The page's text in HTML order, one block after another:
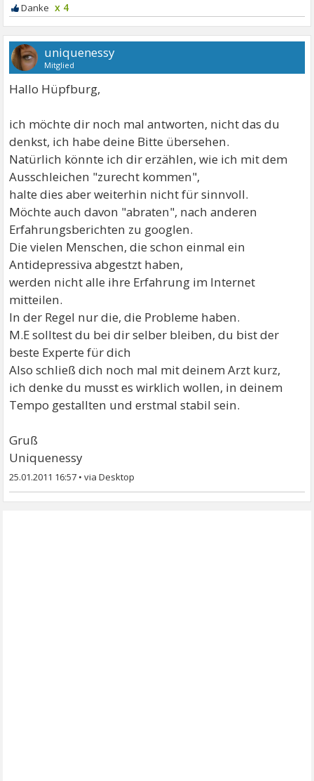
x 4
uniquenessy
Mitglied
Hallo Hüpfburg,
ich möchte dir noch mal antworten, nicht das du
denkst, ich habe deine Bitte übersehen.
Natürlich könnte ich dir erzählen, wie ich mit dem
Ausschleichen "zurecht kommen",
halte dies aber weiterhin nicht für sinnvoll.
Möchte auch davon "abraten", nach anderen
Erfahrungsberichten zu googlen.
Die vielen Menschen, die schon einmal ein
Antidepressiva abgestzt haben,
werden nicht alle ihre Erfahrung im Internet
mitteilen.
In der Regel nur die, die Probleme haben.
M.E solltest du bei dir selber bleiben, du bist der
beste Experte für dich
Also schließ dich noch mal mit deinem Arzt kurz,
ich denke du musst es wirklich wollen, in deinem
Tempo gestallten und erstmal stabil sein.
Gruß
Uniquenessy
25.01.2011 16:57 •